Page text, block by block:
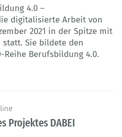
4.0 –
digitalisierte Arbeit von
2021 in der Spitze mit
statt. Sie bildete den
Reihe Berufsbildung 4.0.
Projektes DABEI